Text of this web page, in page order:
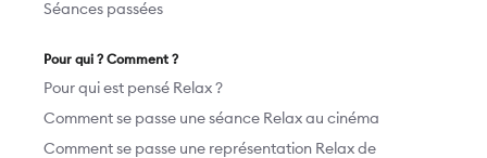
Séances passées
Pour qui ? Comment ?
Pour qui est pensé Relax ?
Comment se passe une séance Relax au cinéma
Comment se passe une représentation Relax de